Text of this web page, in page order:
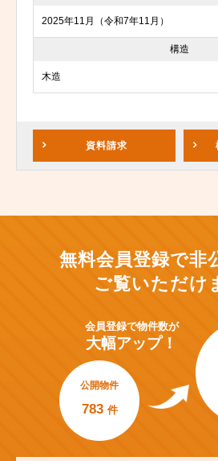
2025年11月（令和7年11月）
構造
木造
資料請求
無料会員登録で非
ご覧いただけ
会員登録で物件数が
大幅アップ！
公開物件
783 件